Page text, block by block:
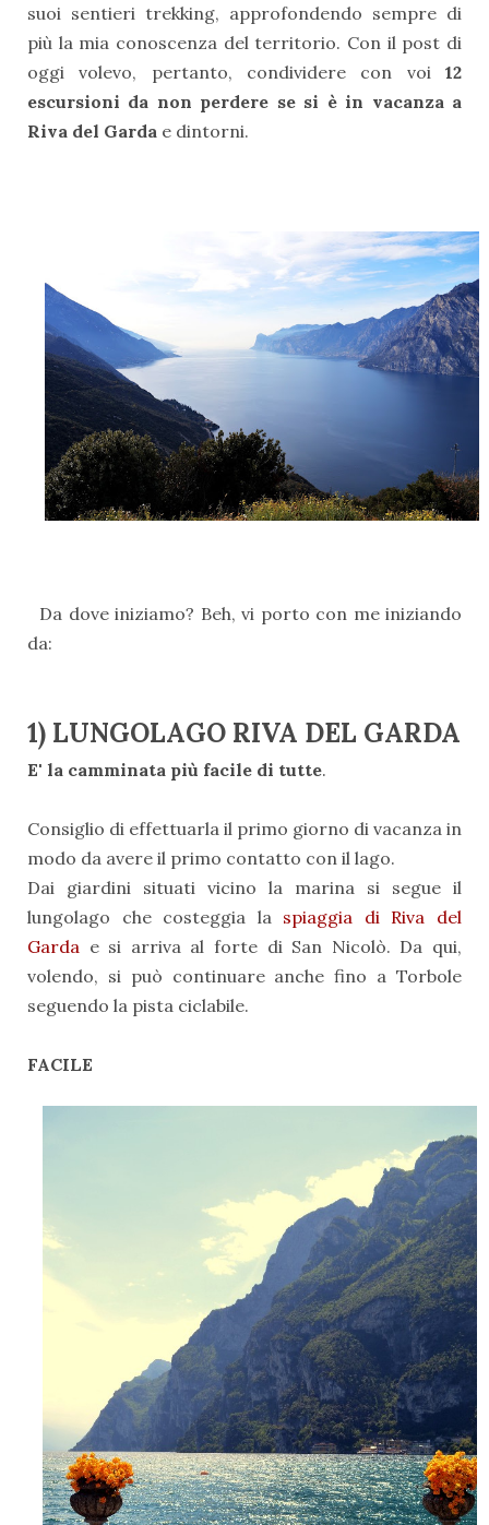
suoi sentieri trekking, approfondendo sempre di
più la mia conoscenza del territorio. Con il post di
oggi volevo, pertanto, condividere con voi 12
escursioni da non perdere se si è in vacanza a
Riva del Garda e dintorni.
Da dove iniziamo? Beh, vi porto con me iniziando
da:
1) LUNGOLAGO RIVA DEL GARDA
E' la camminata più facile di tutte.
Consiglio di effettuarla il primo giorno di vacanza in
modo da avere il primo contatto con il lago.
Dai giardini situati vicino la marina si segue il
lungolago che costeggia la spiaggia di Riva del
Garda e si arriva al forte di San Nicolò. Da qui,
volendo, si può continuare anche fino a Torbole
seguendo la pista ciclabile.
FACILE